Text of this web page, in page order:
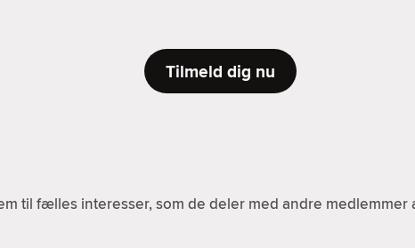
Tilmeld dig nu
til fælles interesser, som de deler med andre